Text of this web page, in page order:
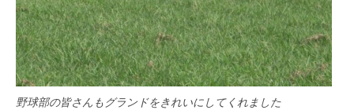
野球部の皆さんもグランドをきれいにしてくれました